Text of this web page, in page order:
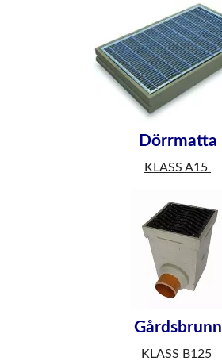
Dörrmatta
KLASS A15
Gårdsbrunn
KLASS B125